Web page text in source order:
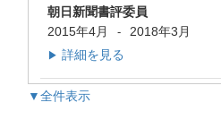
朝日新聞書評委員
2015年4月
- 2018年3月
▶ 詳細を見る
▼全件表示